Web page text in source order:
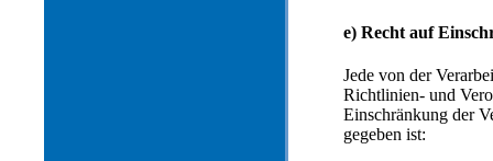
e) Recht auf
Jede von der
Richtlinien- und
Einschränkung der
gegeben ist: